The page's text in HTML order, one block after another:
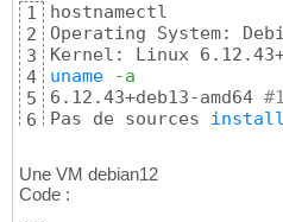
1
2
3
4
5
6
hostnamectl
Operating System:
uname
-a
6.12.43+deb13-amd64
Pas de sources install
Une VM debian12
Code :